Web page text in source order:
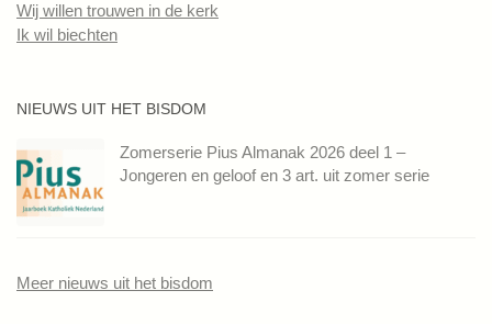
Wij willen trouwen in de kerk
Ik wil biechten
NIEUWS UIT HET BISDOM
Zomerserie Pius Almanak 2026 deel 1 –
Jongeren en geloof en 3 art. uit zomer serie
Meer nieuws uit het bisdom